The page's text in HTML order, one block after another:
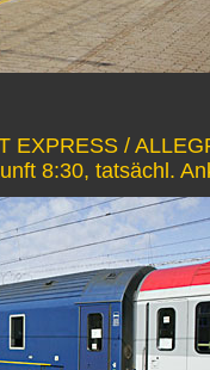
EXPRESS /
8:30, tatsächl.